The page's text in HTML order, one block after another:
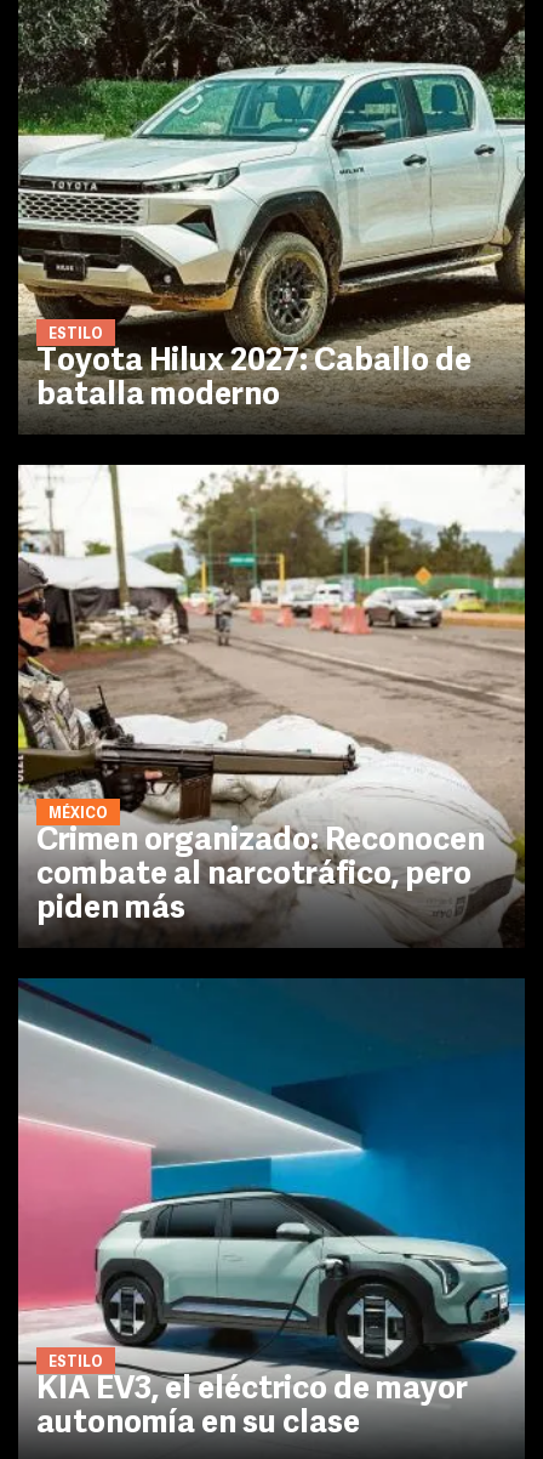
ESTILO
Toyota Hilux 2027: Caballo de
batalla moderno
MÉXICO
Crimen organizado: Reconocen
combate al narcotráfico, pero
piden más
ESTILO
KIA EV3, el eléctrico de mayor
autonomía en su clase